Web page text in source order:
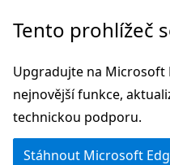
Přeskočit
hlavní
obsah
Tento prohlížeč
Upgradujte na Microsoft
nejnovější funkce,
technickou podporu.
Stáhnout Microsoft